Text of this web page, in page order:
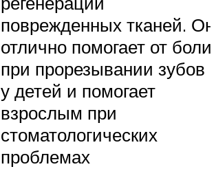
поврежденных тканей. Он
отлично помогает от боли
при прорезывании зубов
у детей и помогает
взрослым при
стоматологических
проблемах